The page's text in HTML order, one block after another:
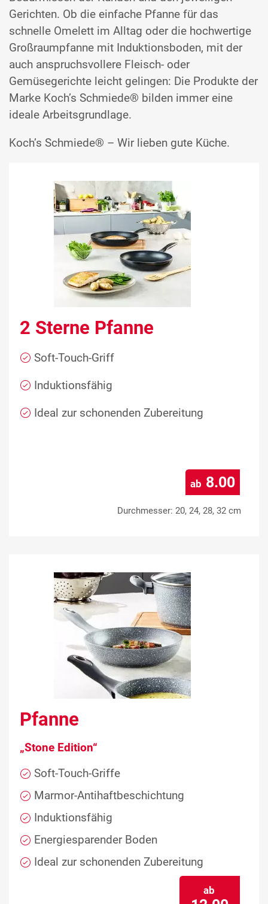
Gerichten. Ob die einfache Pfanne für das
schnelle Omelett im Alltag oder die hochwertige
Großraumpfanne mit Induktionsboden, mit der
auch anspruchsvollere Fleisch- oder
Gemüsegerichte leicht gelingen: Die Produkte der
Marke Koch’s Schmiede® bilden immer eine
ideale Arbeitsgrundlage.
Koch’s Schmiede® – Wir lieben gute Küche.
2 Sterne Pfanne
Soft-Touch-Griff
Induktionsfähig
Ideal zur schonenden Zubereitung
ab 8.00
Durchmesser: 20, 24, 28, 32 cm
Pfanne
„Stone Edition“
Soft-Touch-Griffe
Marmor-Antihaftbeschichtung
Induktionsfähig
Energiesparender Boden
Ideal zur schonenden Zubereitung
ab